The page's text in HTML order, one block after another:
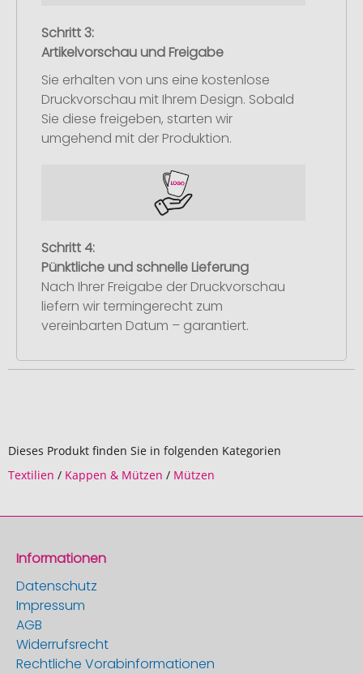
Schritt 3:
Artikelvorschau und Freigabe
Sie erhalten von uns eine kostenlose
Druckvorschau mit Ihrem Design. Sobald
Sie diese freigeben, starten wir
umgehend mit der Produktion.
Schritt 4:
Pünktliche und schnelle Lieferung
Nach Ihrer Freigabe der Druckvorschau
liefern wir termingerecht zum
vereinbarten Datum – garantiert.
Dieses Produkt finden Sie in folgenden Kategorien
Textilien / Kappen & Mützen / Mützen
Informationen
Datenschutz
Impressum
AGB
Widerrufsrecht
Rechtliche Vorabinformationen